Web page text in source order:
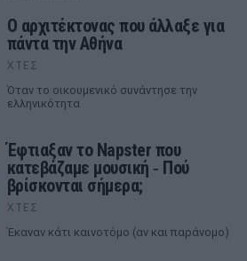
Ο αρχιτέκτονας που άλλαξε για
πάντα την Αθήνα
ΧΤΕΣ
Όταν το οικουμενικό συνάντησε την
ελληνικότητα
Έφτιαξαν το Napster που
κατεβάζαμε μουσική ‑ Πού
βρίσκονται σήμερα;
ΧΤΕΣ
Έκαναν κάτι καινοτόμο (αν και παράνομο)